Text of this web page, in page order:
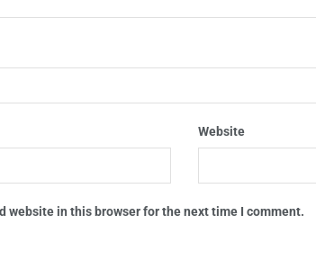
Website
website in this browser for the next time I comment.